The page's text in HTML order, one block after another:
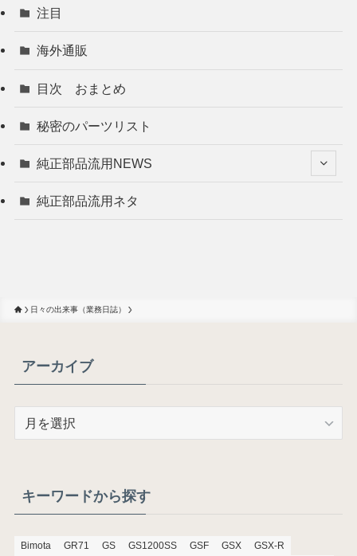
注目
海外通販
目次 おまとめ
秘密のパーツリスト
純正部品流用NEWS
純正部品流用ネタ
日々の出来事（業務日誌）
アーカイブ
ブキーワードから探す
Bimota GR71 GS GS1200SS GSF GSX GSX-R